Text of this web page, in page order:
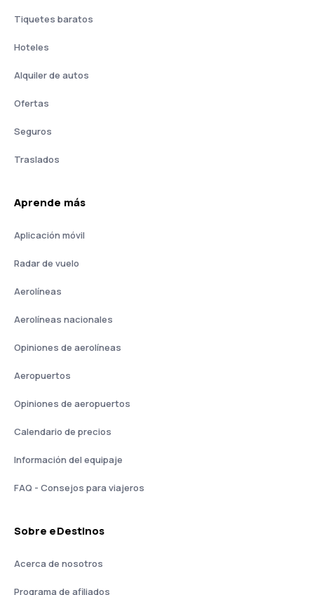
Tiquetes baratos
Hoteles
Alquiler de autos
Ofertas
Seguros
Traslados
Aprende más
Aplicación móvil
Radar de vuelo
Aerolíneas
Aerolíneas nacionales
Opiniones de aerolíneas
Aeropuertos
Opiniones de aeropuertos
Calendario de precios
Información del equipaje
FAQ - Consejos para viajeros
Sobre eDestinos
Acerca de nosotros
Programa de afiliados